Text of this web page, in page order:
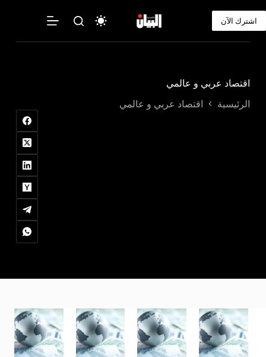
إلى
المحتوى
اشترك الآن
اقتصاد عربي و عالمي
الرئيسية اقتصاد عربي و عالمي